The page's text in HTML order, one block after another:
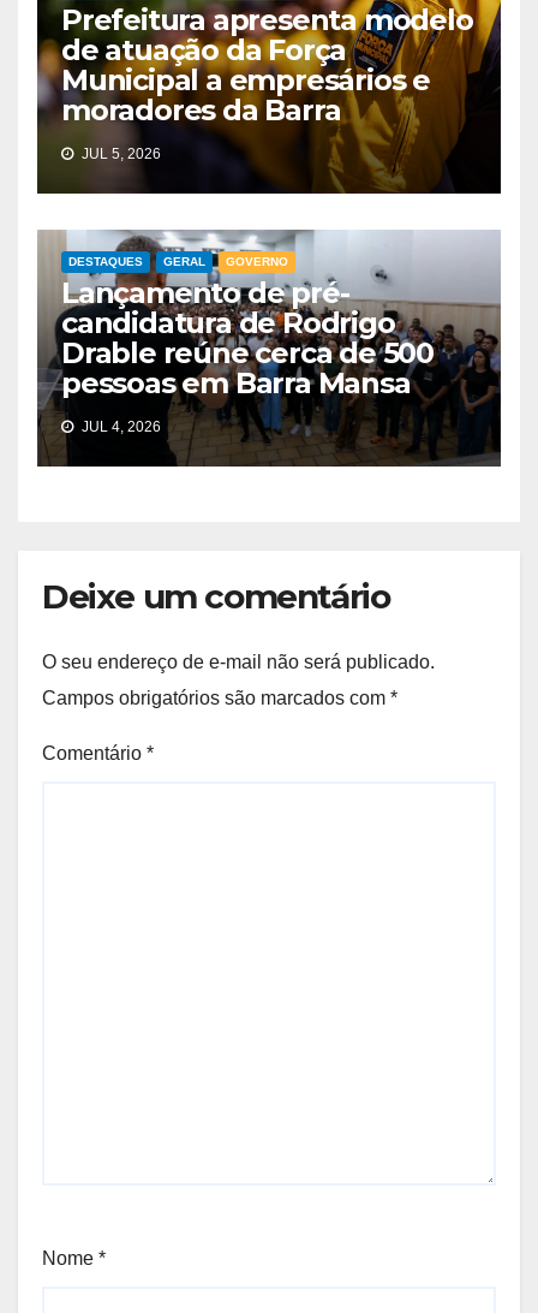
Prefeitura apresenta modelo
de atuação da Força
Municipal a empresários e
moradores da Barra
JUL 5, 2026
DESTAQUES GERAL GOVERNO
Lançamento de pré-
candidatura de Rodrigo
Drable reúne cerca de 500
pessoas em Barra Mansa
JUL 4, 2026
Deixe um comentário
O seu endereço de e-mail não será publicado.
Campos obrigatórios são marcados com *
Comentário *
Nome *